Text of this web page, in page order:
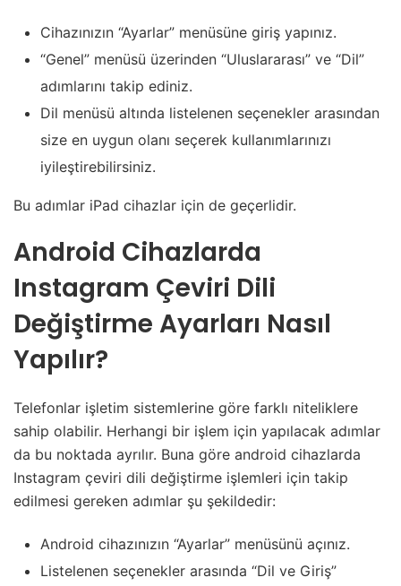
Cihazınızın “Ayarlar” menüsüne giriş yapınız.
“Genel” menüsü üzerinden “Uluslararası” ve “Dil”
adımlarını takip ediniz.
Dil menüsü altında listelenen seçenekler arasından
size en uygun olanı seçerek kullanımlarınızı
iyileştirebilirsiniz.
Bu adımlar iPad cihazlar için de geçerlidir.
Android Cihazlarda
Instagram Çeviri Dili
Değiştirme Ayarları Nasıl
Yapılır?
Telefonlar işletim sistemlerine göre farklı niteliklere
sahip olabilir. Herhangi bir işlem için yapılacak adımlar
da bu noktada ayrılır. Buna göre android cihazlarda
Instagram çeviri dili değiştirme işlemleri için takip
edilmesi gereken adımlar şu şekildedir:
Android cihazınızın “Ayarlar” menüsünü açınız.
Listelenen seçenekler arasında “Dil ve Giriş”